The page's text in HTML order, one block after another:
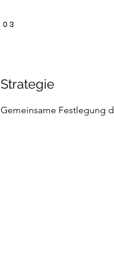
Strategie
Gemeinsame Festlegung
0 3